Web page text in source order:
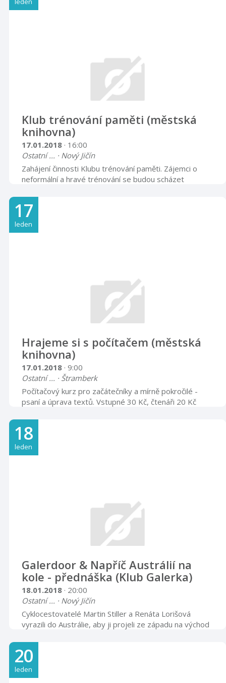
Nutno se předem přihlásit. www.bavklubpribor.cz
Klub trénování paměti (městská
knihovna)
17.01.2018 · 16:00
Ostatní ... · Nový Jičín
Zahájení činnosti Klubu trénování paměti. Zájemci o
neformální a hravé trénování se budou scházet
trénování bude 30 Kč. Termíny a témata pro všechny
měsíce budou zveřejněny na plakátech, webu a
facebooku Městské knihovny Nový Jičín. Trénování
17
leden
Hrajeme si s počítačem (městská
knihovna)
17.01.2018 · 9:00
Ostatní ... · Štramberk
Počítačový kurz pro začátečníky a mírně pokročilé -
psaní a úprava textů. Vstupné 30 Kč, čtenáři 20 Kč
18
leden
Galerdoor & Napříč Austrálií na
kole - přednáška (Klub Galerka)
18.01.2018 · 20:00
Ostatní ... · Nový Jičín
Cyklocestovatelé Martin Stiller a Renáta Lorišová
vyrazili do Austrálie, aby ji projeli ze západu na východ
australskou divokou faunu a flóru, pohostinnost
místních obyvatel, rozmary počasí a zažili také plno
nevšedních zážitků. Jejich vyprávění je doplněno
20
leden